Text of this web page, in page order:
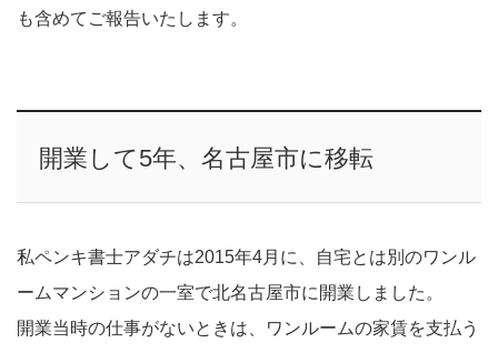
も含めてご報告いたします。
開業して5年、名古屋市に移転
私ペンキ書士アダチは2015年4月に、自宅とは別のワンル
ームマンションの一室で北名古屋市に開業しました。
開業当時の仕事がないときは、ワンルームの家賃を支払う